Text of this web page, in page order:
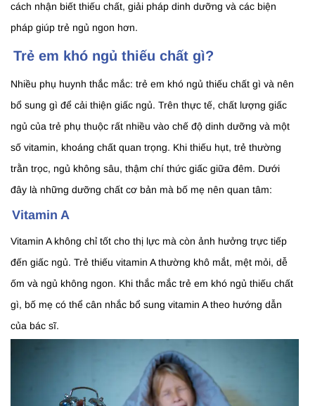
cách nhận biết thiếu chất, giải pháp dinh dưỡng và các biện
pháp giúp trẻ ngủ ngon hơn.
Trẻ em khó ngủ thiếu chất gì?
Nhiều phụ huynh thắc mắc: trẻ em khó ngủ thiếu chất gì và nên
bổ sung gì để cải thiện giấc ngủ. Trên thực tế, chất lượng giấc
ngủ của trẻ phụ thuộc rất nhiều vào chế độ dinh dưỡng và một
số vitamin, khoáng chất quan trọng. Khi thiếu hụt, trẻ thường
trằn trọc, ngủ không sâu, thậm chí thức giấc giữa đêm. Dưới
đây là những dưỡng chất cơ bản mà bố mẹ nên quan tâm:
Vitamin A
Vitamin A không chỉ tốt cho thị lực mà còn ảnh hưởng trực tiếp
đến giấc ngủ. Trẻ thiếu vitamin A thường khô mắt, mệt mỏi, dễ
ốm và ngủ không ngon. Khi thắc mắc trẻ em khó ngủ thiếu chất
gì, bố mẹ có thể cân nhắc bổ sung vitamin A theo hướng dẫn
của bác sĩ.